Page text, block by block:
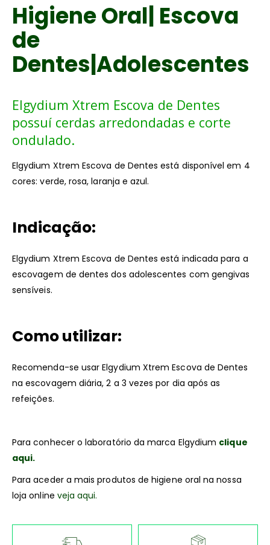
Higiene Oral| Escova
de
Dentes|Adolescentes
Elgydium Xtrem Escova de Dentes
possuí cerdas arredondadas e corte
ondulado.
Elgydium Xtrem Escova de Dentes está disponível em 4
cores: verde, rosa, laranja e azul.
Indicação:
Elgydium Xtrem Escova de Dentes está indicada para a
escovagem de dentes dos adolescentes com gengivas
sensíveis.
Como utilizar:
Recomenda-se usar Elgydium Xtrem Escova de Dentes
na escovagem diária, 2 a 3 vezes por dia após as
refeições.
Para conhecer o laboratório da marca Elgydium clique
aqui.
Para aceder a mais produtos de higiene oral na nossa
loja online veja aqui.